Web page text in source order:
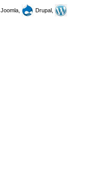
Joomla,
Drupal,